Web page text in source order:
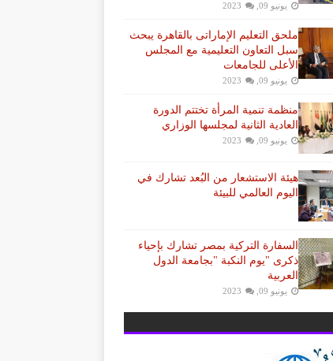
يونيو 09, 2023
ملحق التعليم الإماراتى بالقاهرة يبحث
سبل التعاون التعليمية مع المجلس
الأعلى للجامعات
يونيو 09, 2023
منظمة تنمية المرأة تختتم الدورة
العادية الثانية لمجلسها الوزاري
يونيو 09, 2023
هيئة الاستشعار من البُعد تشارك في
اليوم العالمي للبيئة
السفارة التركية بمصر تشارك بإحياء
ذكرى "يوم النكبة "بجامعة الدول
العربية
يونيو 09, 2023